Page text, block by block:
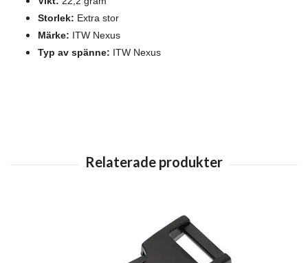
Storlek: Extra stor
Märke: ITW Nexus
Typ av spänne: ITW Nexus